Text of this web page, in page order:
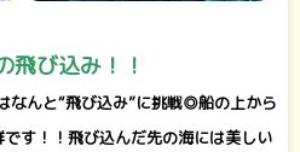
び込み！！
なんと“飛び込み”に挑戦◎船の上から
す！！飛び込んだ先の海には美しい